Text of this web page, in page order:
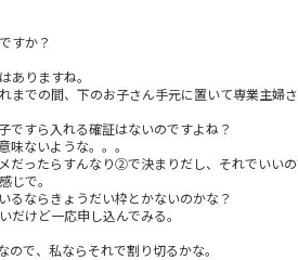
すか？
ありますね。
までの間、下のお子さん手元に置いて専業主婦
ですら入れる確証はないのですよね？
味ないような。。。
だったらすんなり②で決まりだし、それでいいの
じで。
るならきょうだい枠とかないのかな？
だけど一応申し込んでみる。
ので、私ならそれで割り切るかな。